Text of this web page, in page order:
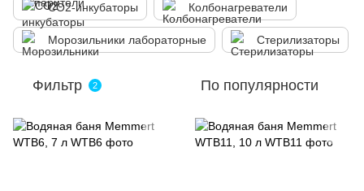
CO2-инкубаторы Колбонагреватели
Морозильники лабораторные Стерилизаторы
Фильтр 2 По популярности